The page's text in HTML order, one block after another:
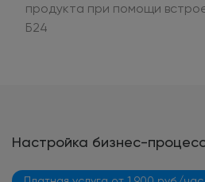
продукта при помощи
Б24
Настройка бизнес-